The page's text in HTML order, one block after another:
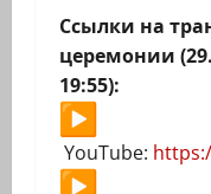
Ссылки на
церемонии
19:55):
YouTube: